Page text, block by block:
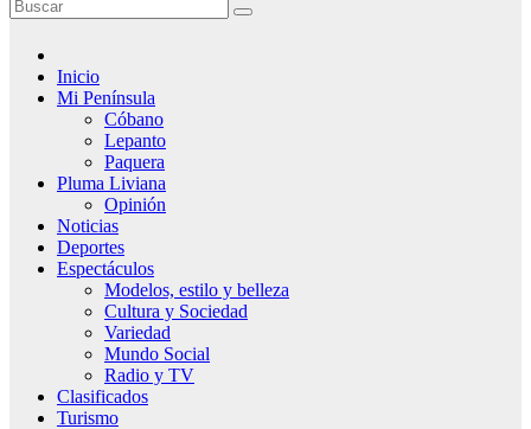
Inicio
Mi Península
Cóbano
Lepanto
Paquera
Pluma Liviana
Opinión
Noticias
Deportes
Espectáculos
Modelos, estilo y belleza
Cultura y Sociedad
Variedad
Mundo Social
Radio y TV
Clasificados
Turismo